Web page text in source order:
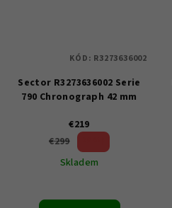
Sector R3273636002 Serie
790 Chronograph 42 mm
€219
€299
Skladem
KÓD: R3273636002